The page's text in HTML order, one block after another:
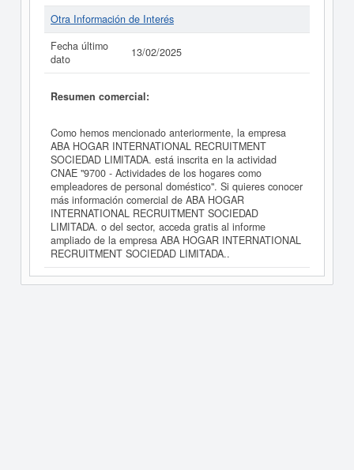
Otra Información de Interés
Fecha último
dato
13/02/2025
Resumen comercial:
Como hemos mencionado anteriormente, la empresa
ABA HOGAR INTERNATIONAL RECRUITMENT
SOCIEDAD LIMITADA. está inscrita en la actividad
CNAE "9700 - Actividades de los hogares como
empleadores de personal doméstico". Si quieres conocer
más información comercial de ABA HOGAR
INTERNATIONAL RECRUITMENT SOCIEDAD
LIMITADA. o del sector, acceda gratis al informe
ampliado de la empresa ABA HOGAR INTERNATIONAL
RECRUITMENT SOCIEDAD LIMITADA..